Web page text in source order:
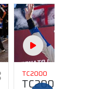
TC2000
TC2000: "La